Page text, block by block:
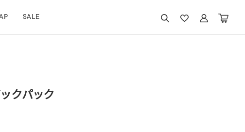
SALE
クパック